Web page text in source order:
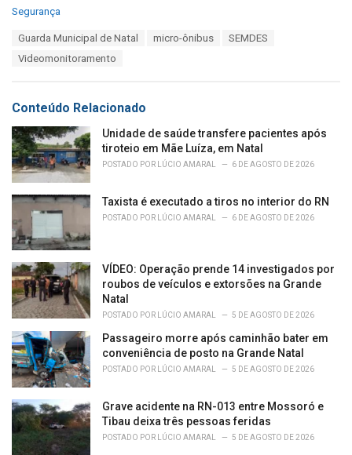
C
i
e
s
:
Segurança
Guarda Municipal de Natal micro-ônibus
SEMDES
Videomonitoramento
Conteúdo Relacionado
Unidade de saúde transfere pacientes após
tiroteio em Mãe Luíza, em Natal
POSTADO POR LÚCIO AMARAL 6 DE AGOSTO DE 2026
Taxista é executado a tiros no interior do RN
POSTADO POR LÚCIO AMARAL 6 DE AGOSTO DE 2026
VÍDEO: Operação prende 14 investigados por
roubos de veículos e extorsões na Grande
Natal
POSTADO POR LÚCIO AMARAL 5 DE AGOSTO DE 2026
Passageiro morre após caminhão bater em
conveniência de posto na Grande Natal
POSTADO POR LÚCIO AMARAL 5 DE AGOSTO DE 2026
Grave acidente na RN-013 entre Mossoró e
Tibau deixa três pessoas feridas
POSTADO POR LÚCIO AMARAL 5 DE AGOSTO DE 2026